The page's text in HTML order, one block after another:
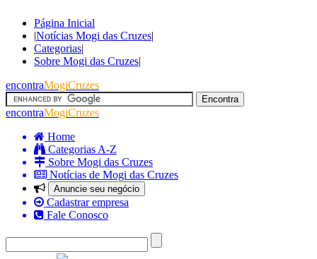
Página Inicial
|Notícias Mogi das Cruzes|
Categorias|
Sobre Mogi das Cruzes|
encontraMogiCruzes
encontraMogiCruzes
Home
Categorias A-Z
Sobre Mogi das Cruzes
Notícias de Mogi das Cruzes
Anuncie seu negócio
Cadastrar empresa
Fale Conosco